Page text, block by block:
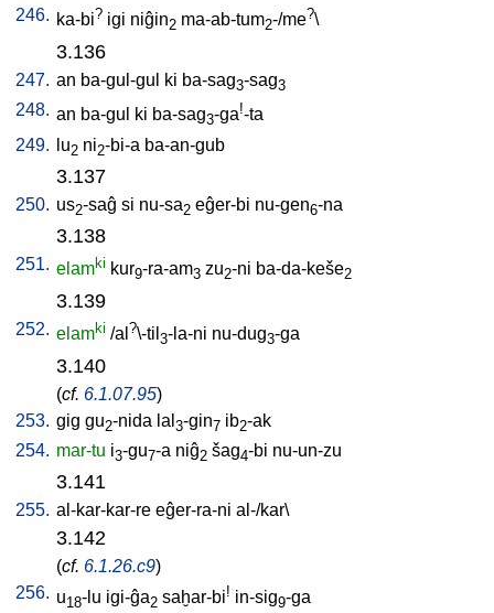
246. ka-bi? igi niĝin2 ma-ab-tum2-/me?\
3.136
247. an ba-gul-gul ki ba-sag3-sag3
248. an ba-gul ki ba-sag3-ga!-ta
249.
lu2 ni2-bi-a ba-an-gub
3.137
250. us2-saĝ si nu-sa2 eĝer-bi nu-gen6-na
3.138
251. elamki kur9-ra-am3 zu2-ni ba-da-keše2
3.139
252. elamki /al ?\-til 3-la-ni nu-dug3-ga
3.140
(cf. 6.1.07.95)
253. gig gu2-nida lal 3-gin7 ib2-ak
254. mar-tu i3-gu7-a niĝ2 šag4-bi nu-un-zu
3.141
255. al-kar-kar-re eĝer-ra-ni al-/kar\
3.142
(cf. 6.1.26.c9)
256. u18-lu igi-ĝa2 saḫar-bi! in-sig9-ga